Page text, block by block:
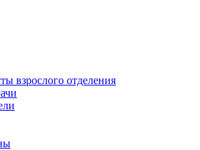
взрослого отделения